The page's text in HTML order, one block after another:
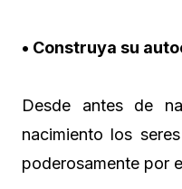
• Construya su
Desde antes de
nacimiento los
poderosamente por